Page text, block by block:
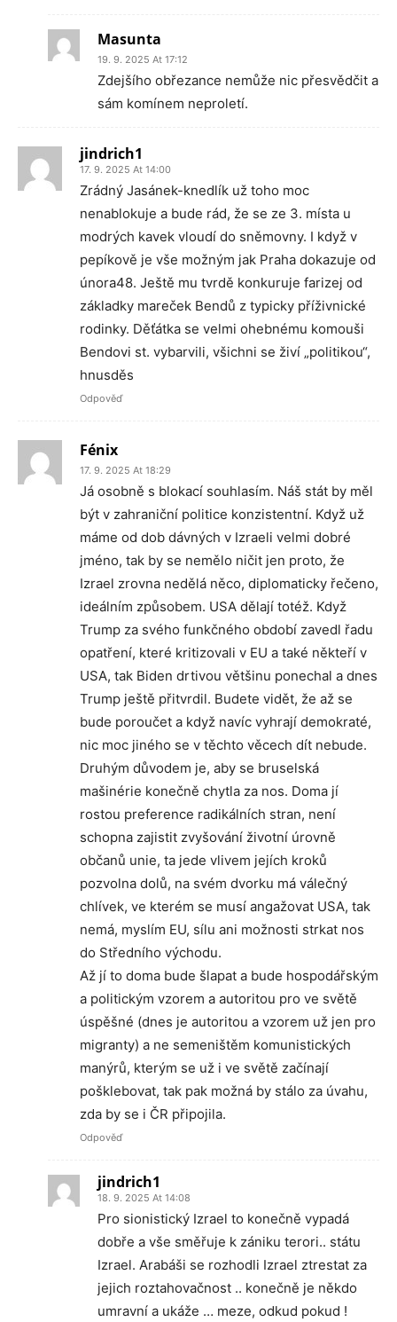
Masunta
19. 9. 2025 At 17:12
Zdejšího obřezance nemůže nic přesvědčit a
sám komínem neproletí.
jindrich1
17. 9. 2025 At 14:00
Zrádný Jasánek-knedlík už toho moc
nenablokuje a bude rád, že se ze 3. místa u
modrých kavek vloudí do sněmovny. I když v
pepíkově je vše možným jak Praha dokazuje od
února48. Ještě mu tvrdě konkuruje farizej od
základky mareček Bendů z typicky příživnické
rodinky. Děťátka se velmi ohebnému komouši
Bendovi st. vybarvili, všichni se živí „politikou“,
hnusděs
Odpověď
Fénix
17. 9. 2025 At 18:29
Já osobně s blokací souhlasím. Náš stát by měl
být v zahraniční politice konzistentní. Když už
máme od dob dávných v Izraeli velmi dobré
jméno, tak by se nemělo ničit jen proto, že
Izrael zrovna nedělá něco, diplomaticky řečeno,
ideálním způsobem. USA dělají totéž. Když
Trump za svého funkčného období zavedl řadu
opatření, které kritizovali v EU a také někteří v
USA, tak Biden drtivou většinu ponechal a dnes
Trump ještě přitvrdil. Budete vidět, že až se
bude poroučet a když navíc vyhrají demokraté,
nic moc jiného se v těchto věcech dít nebude.
Druhým důvodem je, aby se bruselská
mašinérie konečně chytla za nos. Doma jí
rostou preference radikálních stran, není
schopna zajistit zvyšování životní úrovně
občanů unie, ta jede vlivem jejích kroků
pozvolna dolů, na svém dvorku má válečný
chlívek, ve kterém se musí angažovat USA, tak
nemá, myslím EU, sílu ani možnosti strkat nos
do Středního východu.
Až jí to doma bude šlapat a bude hospodářským
a politickým vzorem a autoritou pro ve světě
úspěšné (dnes je autoritou a vzorem už jen pro
migranty) a ne semeništěm komunistických
manýrů, kterým se už i ve světě začínají
pošklebovat, tak pak možná by stálo za úvahu,
zda by se i ČR připojila.
Odpověď
jindrich1
18. 9. 2025 At 14:08
Pro sionistický Izrael to konečně vypadá
dobře a vše směřuje k zániku terori.. státu
Izrael. Arabáši se rozhodli Izrael ztrestat za
jejich roztahovačnost .. konečně je někdo
umravní a ukáže … meze, odkud pokud !